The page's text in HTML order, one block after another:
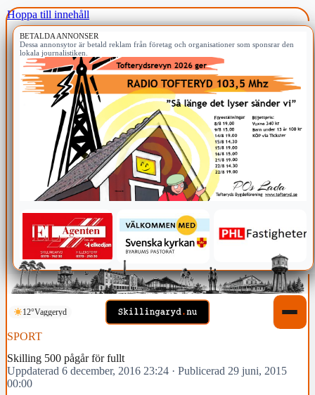
Hoppa till innehåll
BETALDA ANNONSER
Dessa annonsytor är betald reklam från företag och organisationer som sponsrar den
lokala journalistiken.
12°Vaggeryd
SPORT
Skilling 500 pågår för fullt
Uppdaterad 6 december, 2016 23:24 · Publicerad 29 juni, 2015
00:00